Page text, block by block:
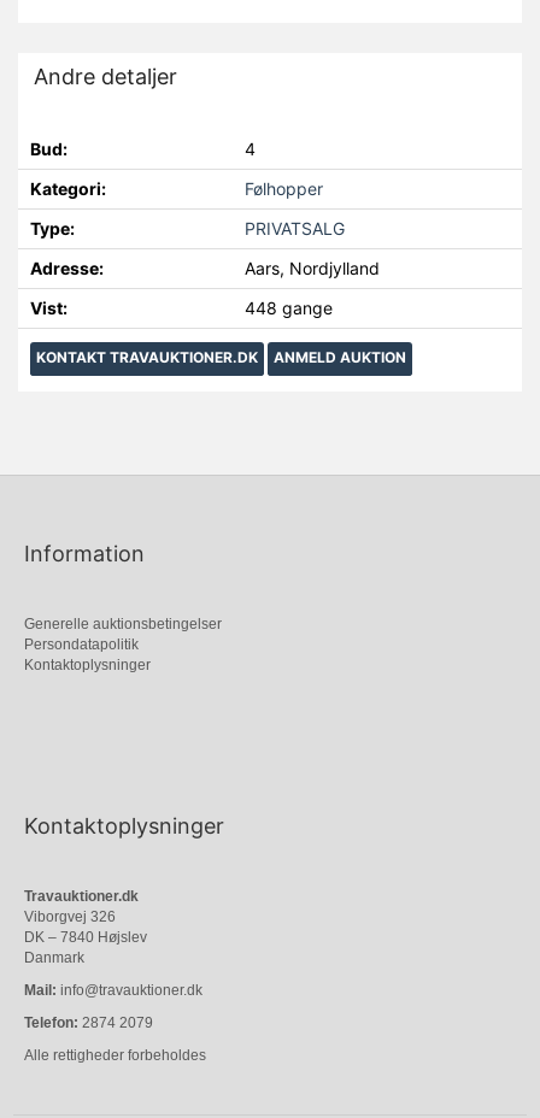
Andre detaljer
Bud:
4
Kategori:
Følhopper
Type:
PRIVATSALG
Adresse:
Aars, Nordjylland
Vist:
448 gange
KONTAKT TRAVAUKTIONER.DK ANMELD AUKTION
Information
Generelle auktionsbetingelser
Persondatapolitik
Kontaktoplysninger
Kontaktoplysninger
Travauktioner.dk
Viborgvej 326
DK – 7840 Højslev
Danmark
Mail: info@travauktioner.dk
Telefon: 2874 2079
Alle rettigheder forbeholdes